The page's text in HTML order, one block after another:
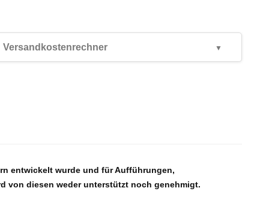
Versandkostenrechner
entwickelt wurde und für Aufführungen,
von diesen weder unterstützt noch genehmigt.